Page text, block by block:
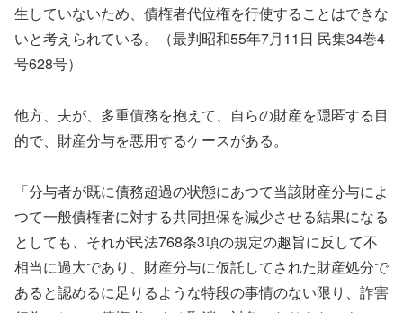
生していないため、債権者代位権を行使することはできな
いと考えられている。（最判昭和55年7月11日 民集34巻4
号628号）
他方、夫が、多重債務を抱えて、自らの財産を隠匿する目
的で、財産分与を悪用するケースがある。
「分与者が既に債務超過の状態にあつて当該財産分与によ
つて一般債権者に対する共同担保を減少させる結果になる
としても、それが民法768条3項の規定の趣旨に反して不
相当に過大であり、財産分与に仮託してされた財産処分で
あると認めるに足りるような特段の事情のない限り、詐害